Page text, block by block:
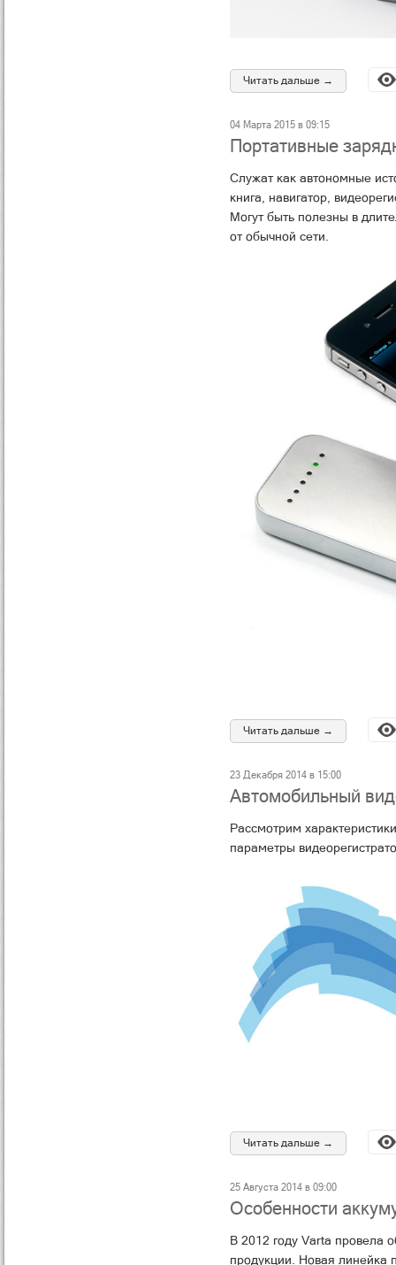
Читать дальше →
04 Марта 2015 в 09:15
Портативные
Служат как автономные
книга, навигатор,
Могут быть полезны в
от обычной сети.
Читать дальше →
23 Декабря 2014 в 15:00
Автомобильный
Рассмотрим
параметры
Читать дальше →
25 Августа 2014 в 09:00
Особенности
В 2012 году Varta провела
продукции. Новая линейка